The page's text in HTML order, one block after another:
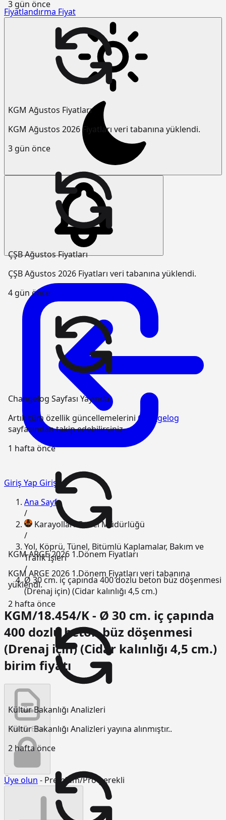
Fiyatlandırma Fiyat
3 gün önce
KGM Ağustos Fiyatları
KGM Ağustos 2026 Fiyatları veri tabanına yüklendi.
3 gün önce
ÇŞB Ağustos Fiyatları
ÇŞB Ağustos 2026 Fiyatları veri tabanına yüklendi.
4 gün önce
Changelog Sayfası Yayında
Artık tüm özellik güncellemeleriniChangelog
sayfasından takip edebilirsiniz.
1 hafta önce
KGM ARGE 2026 1.Dönem Fiyatları
KGM ARGE 2026 1.Dönem Fiyatları veri tabanına
yüklendi.
2 hafta önce
Kültür Bakanlığı Analizleri
Kültür Bakanlığı Analizleri yayına alınmıştır..
2 hafta önce
Giriş Yap Giriş
Ana Sayfa
/
Karayolları Genel Müdürlüğü
/
Yol, Köprü, Tünel, Bitümlü Kaplamalar, Bakım ve
Trafik İşleri
/
Ø 30 cm. iç çapında 400 dozlu beton büz döşenmesi
(Drenaj için) (Cidar kalınlığı 4,5 cm.)
KGM/18.454/K - Ø 30 cm. iç çapında
400 dozlu beton büz döşenmesi
(Drenaj için) (Cidar kalınlığı 4,5 cm.)
birim fiyatı
Teklife Ekle
Üye olun - Premium/Pro gerekli